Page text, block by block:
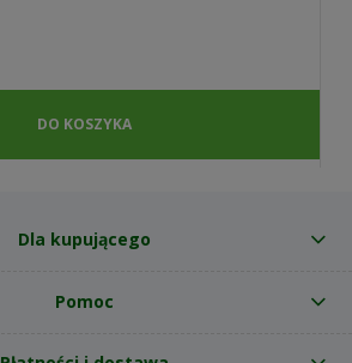
DO KOSZYKA
Dla kupującego
Pomoc